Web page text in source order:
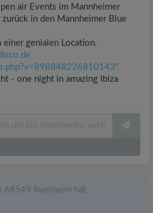
air Events im Mannheimer
in den Mannheimer Blue
einer genialen Location.
- one night in amazing Ibiza
68549 Ilvesheim hat